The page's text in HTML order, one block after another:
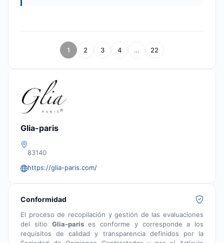
1 2 3 4 … 22
Glia-paris
83140
https://glia-paris.com/
Conformidad
El proceso de recopilación y gestión de las evaluaciones
del sitio Glia-parises conforme y corresponde a los
requisitos de calidad y transparencia definidos por la